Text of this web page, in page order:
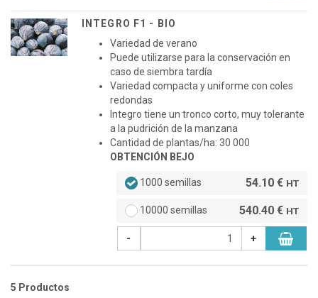
INTEGRO F1 - BIO
Variedad de verano
Puede utilizarse para la conservación en
caso de siembra tardía
Variedad compacta y uniforme con coles
redondas
Integro tiene un tronco corto, muy tolerante
a la pudrición de la manzana
Cantidad de plantas/ha: 30 000
OBTENCIÓN BEJO
1000 semillas 54.10 € HT
10000 semillas 540.40 € HT
- +
5 Productos